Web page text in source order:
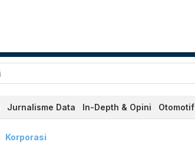
Jurnalisme Data In-Depth & Opini Otomotif
Korporasi